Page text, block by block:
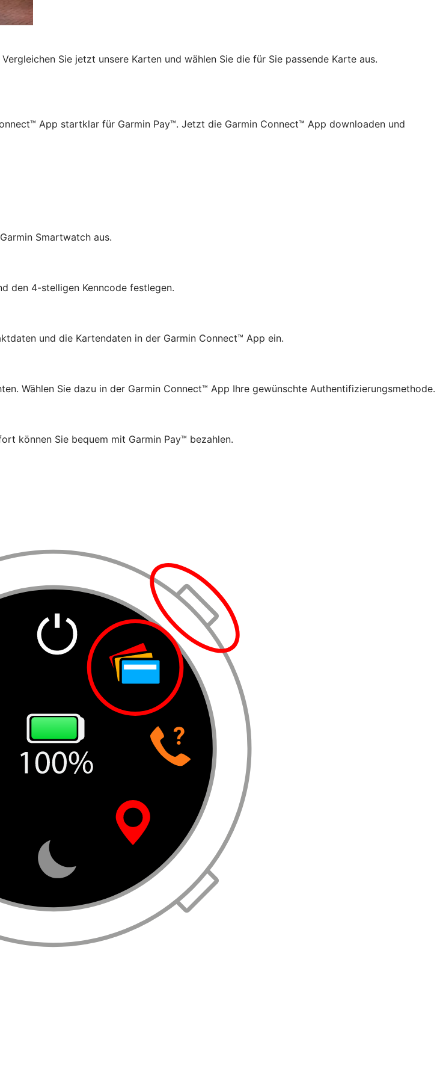
Sie jetzt unsere Karten und wählen Sie die für Sie passende Karte aus.
App startklar für Garmin Pay™. Jetzt die Garmin Connect™ App downloaden und
Smartwatch aus.
den 4-stelligen Kenncode festlegen.
und die Kartendaten in der Garmin Connect™ App ein.
Wählen Sie dazu in der Garmin Connect™ App Ihre gewünschte Authentifizierungsmethode.
können Sie bequem mit Garmin Pay™ bezahlen.